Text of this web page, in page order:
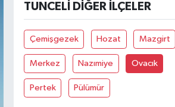
TUNCELI DIĞER İLÇELER
Çemişgezek Hozat Mazgirt
Merkez Nazımiye Ovacık
Pertek Pülümür